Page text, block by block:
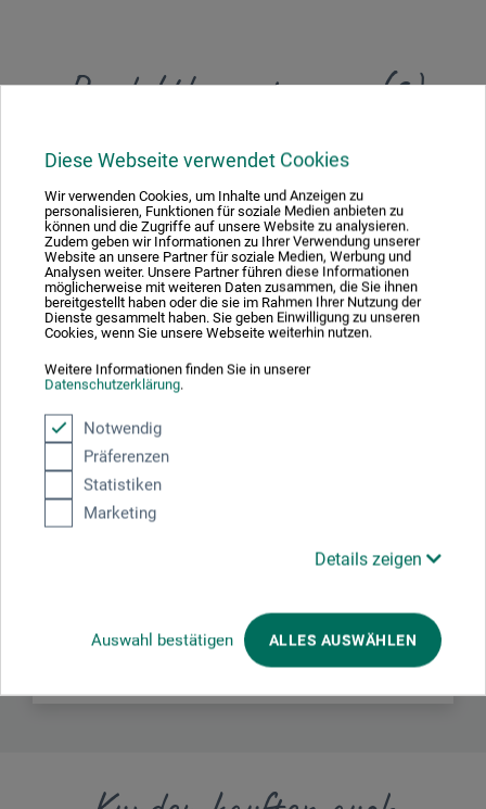
Diese Webseite verwendet Cookies
Wir verwenden Cookies, um Inhalte und Anzeigen zu
personalisieren, Funktionen für soziale Medien anbieten zu
können und die Zugriffe auf unsere Website zu analysieren.
Zudem geben wir Informationen zu Ihrer Verwendung unserer
Website an unsere Partner für soziale Medien, Werbung und
Analysen weiter. Unsere Partner führen diese Informationen
möglicherweise mit weiteren Daten zusammen, die Sie ihnen
bereitgestellt haben oder die sie im Rahmen Ihrer Nutzung der
Dienste gesammelt haben. Sie geben Einwilligung zu unseren
Cookies, wenn Sie unsere Webseite weiterhin nutzen.
Weitere Informationen finden Sie in unserer
Datenschutzerklärung.
Notwendig
Präferenzen
Statistiken
Marketing
Details zeigen
Auswahl bestätigen ALLES AUSWÄHLEN
Produktbewertungen (0)
Schreiben Sie die erste Bewertung zu diesem Produkt
JETZT PRODUKT BEWERTEN
Hersteller-Kontakt
Hier finden Sie die Kontaktdaten des Herstellers zu
boesner GmbH holding + innovations
DEUTSCHLAND